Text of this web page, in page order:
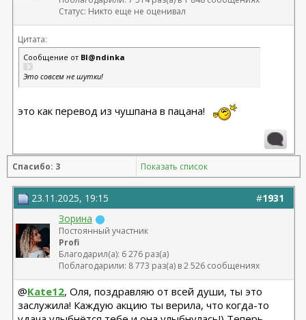
Статус: Никто еще не оценивал
Цитата:
Сообщение от Bl@ndinka
Это совсем не шутки!
это как перевод из чушпана в пацана!
Спасибо: 3 Показать список
#1931
23.11.2025, 19:15
Зорина
Постоянный участник
Profi
Благодарил(а): 6 276 раз(а)
Поблагодарили: 8 773 раз(а) в 2 526 сообщениях
@Kate12, Оля, поздравляю от всей души, ты это
заслужила! Каждую акцию ты верила, что когда-то